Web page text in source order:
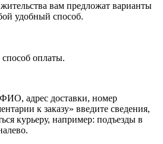
вам предложат варианты
удобный способ.
оплаты.
адрес доставки, номер
к заказу» введите сведения,
курьеру, например: подъезды в